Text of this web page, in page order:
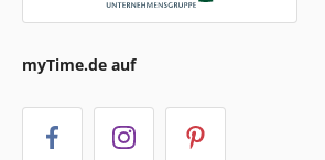
myTime.de auf